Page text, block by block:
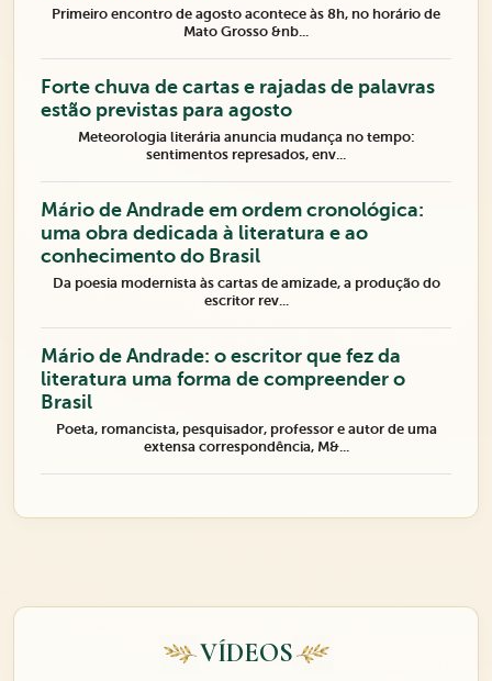
Primeiro encontro de agosto acontece às 8h, no horário de
Mato Grosso &nb...
Forte chuva de cartas e rajadas de palavras
estão previstas para agosto
Meteorologia literária anuncia mudança no tempo:
sentimentos represados, env...
Mário de Andrade em ordem cronológica:
uma obra dedicada à literatura e ao
conhecimento do Brasil
Da poesia modernista às cartas de amizade, a produção do
escritor rev...
Mário de Andrade: o escritor que fez da
literatura uma forma de compreender o
Brasil
Poeta, romancista, pesquisador, professor e autor de uma
extensa correspondência, M&...
VÍDEOS